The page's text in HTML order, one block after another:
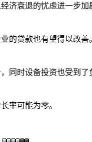
衰退的忧虑进一步加
贷款也有望得以改善
时设备投资也受到了
率可能为零。